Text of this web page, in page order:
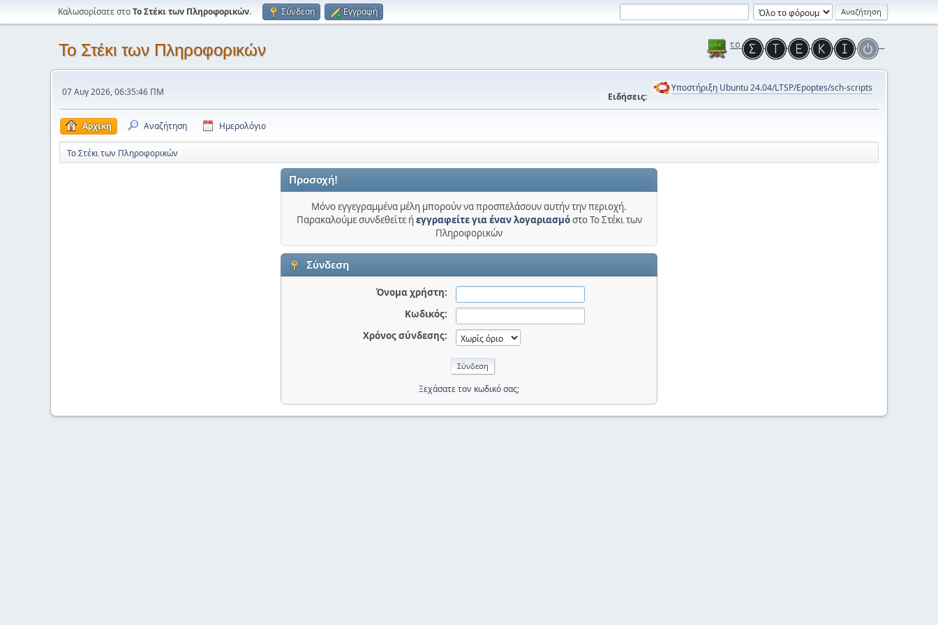
Καλωσορίσατε στοΤο Στέκι των Πληροφορικών. Σύνδεση Εγγραφή
Το Στέκι των Πληροφορικών
07 Αυγ 2026, 06:35:46 ΠΜ Ειδήσεις:
Υποστήριξη Ubuntu 24.04/LTSP/Epoptes/sch-scripts
Αρχική Αναζήτηση Ημερολόγιο
Το Στέκι των Πληροφορικών
Προσοχή!
Μόνο εγγεγραμμένα μέλη μπορούν να προσπελάσουν αυτήν την περιοχή.
Παρακαλούμε συνδεθείτε ήεγγραφείτε για έναν λογαριασμόστο Το Στέκι των
Πληροφορικών
Σύνδεση
Όνομα χρήστη:
Κωδικός:
Χρόνος σύνδεσης:
Ξεχάσατε τον κωδικό σας;